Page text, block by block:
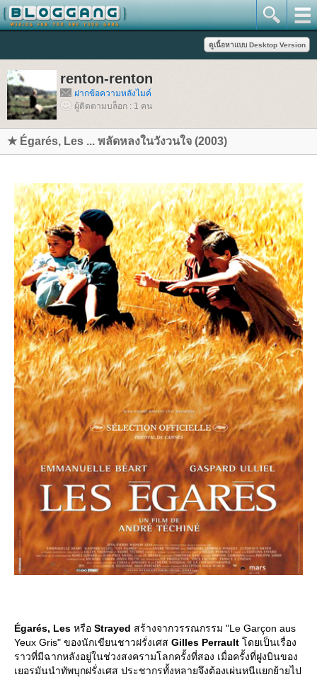
renton-renton
ฝากข้อความหลังไมค์
ผู้ติดตามบล็อก : 1 คน
★ Égarés, Les ... พลัดหลงในวังวนใจ (2003)
Égarés, Les หรือ Strayed สร้างจากวรรณกรรม "Le Garçon aus
Yeux Gris" ของนักเขียนชาวฝรั่งเศส Gilles Perrault ดยเป็นเรื่อง
ราวที่มีฉากหลังอยู่ในช่วงสงครามโลกครั้งที่สอง เมื่อครั้งที่ฝูงบินของ
เยอรมันนำทัพบุกฝรั่งเศส ประชากรทั้งหลายจึงต้องเผ่นหนีแยกย้ายไป